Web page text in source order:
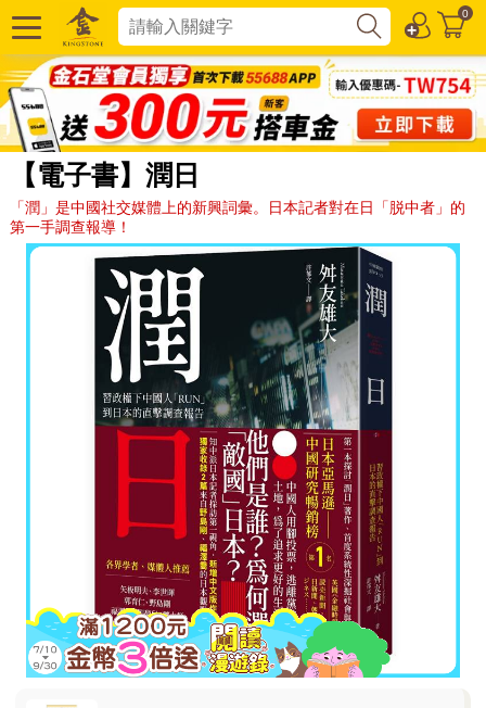
0
【電子書】潤日
「潤」是中國社交媒體上的新興詞彙。日本記者對在日「脱中者」的
第一手調查報導！